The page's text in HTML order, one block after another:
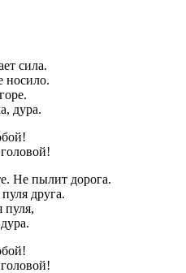
сила.
носило.
дура.
Не пылит дорога.
друга.
пуля,